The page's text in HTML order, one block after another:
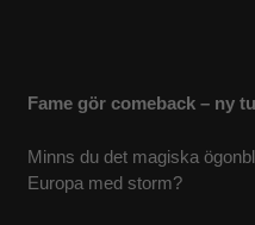
UTHYRNING
Fame gör comeback – ny
Minns du det magiska
Europa med storm?